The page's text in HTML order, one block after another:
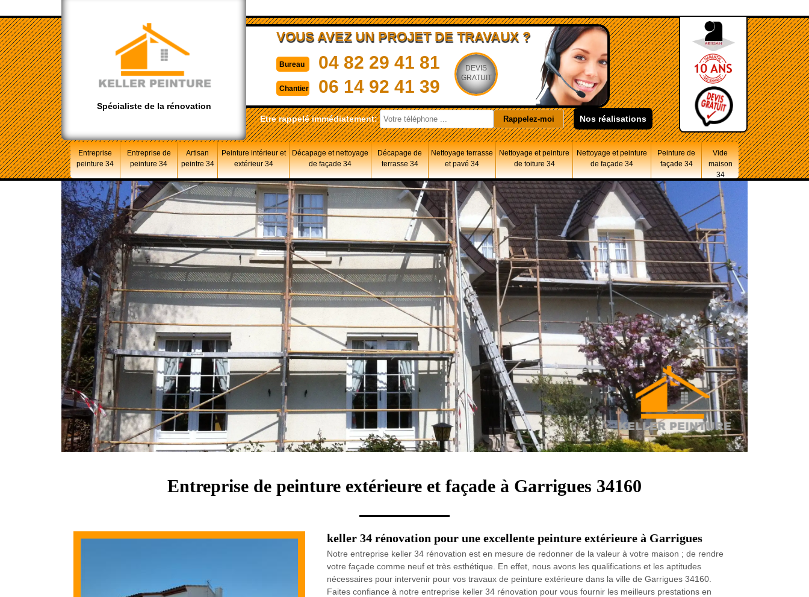
Spécialiste de la rénovation
VOUS AVEZ UN PROJET DE TRAVAUX ?
Bureau 04 82 29 41 81
Chantier 06 14 92 41 39
DEVIS
GRATUIT
Etre rappelé immédiatement: Nos réalisations
Entreprise
peinture 34
Entreprise de
peinture 34
Artisan
peintre 34
Peinture intérieur et
extérieur 34
Décapage et nettoyage
de façade 34
Décapage de
terrasse 34
Nettoyage terrasse
et pavé 34
Nettoyage et peinture
de toiture 34
Nettoyage et peinture
de façade 34
Peinture de
façade 34
Vide
maison
34
Entreprise de peinture extérieure et façade à Garrigues 34160
keller 34 rénovation pour une excellente peinture extérieure à Garrigues
Notre entreprise keller 34 rénovation est en mesure de redonner de la valeur à votre maison ; de rendre
votre façade comme neuf et très esthétique. En effet, nous avons les qualifications et les aptitudes
nécessaires pour intervenir pour vos travaux de peinture extérieure dans la ville de Garrigues 34160.
Faites confiance à notre entreprise keller 34 rénovation pour vous fournir les meilleurs prestations en